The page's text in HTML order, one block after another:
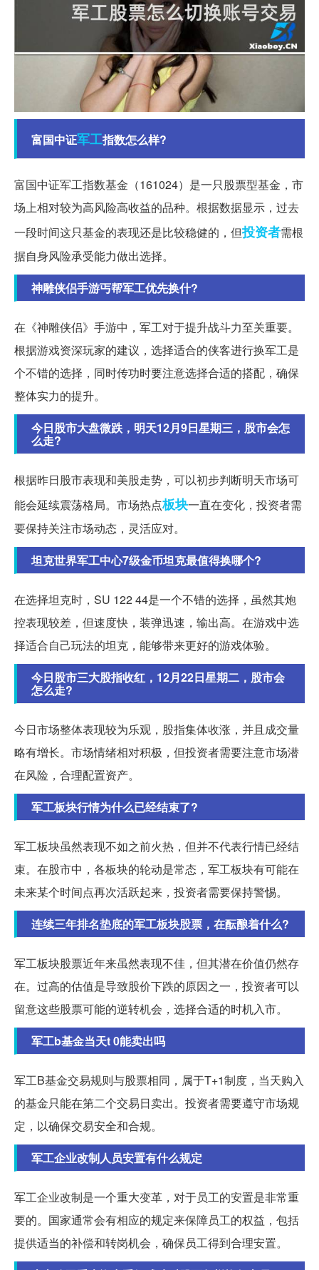
富国中证军工指数怎么样?
富国中证军工指数基金（161024）是一只股票型基金，市
场上相对较为高风险高收益的品种。根据数据显示，过去
一段时间这只基金的表现还是比较稳健的，但投资者需根
据自身风险承受能力做出选择。
神雕侠侣手游丐帮军工优先换什?
在《神雕侠侣》手游中，军工对于提升战斗力至关重要。
根据游戏资深玩家的建议，选择适合的侠客进行换军工是
个不错的选择，同时传功时要注意选择合适的搭配，确保
整体实力的提升。
今日股市大盘微跌，明天12月9日星期三，股市会怎
么走?
根据昨日股市表现和美股走势，可以初步判断明天市场可
能会延续震荡格局。市场热点板块一直在变化，投资者需
要保持关注市场动态，灵活应对。
坦克世界军工中心7级金币坦克最值得换哪个?
在选择坦克时，SU 122 44是一个不错的选择，虽然其炮
控表现较差，但速度快，装弹迅速，输出高。在游戏中选
择适合自己玩法的坦克，能够带来更好的游戏体验。
今日股市三大股指收红，12月22日星期二，股市会
怎么走?
今日市场整体表现较为乐观，股指集体收涨，并且成交量
略有增长。市场情绪相对积极，但投资者需要注意市场潜
在风险，合理配置资产。
军工板块行情为什么已经结束了?
军工板块虽然表现不如之前火热，但并不代表行情已经结
束。在股市中，各板块的轮动是常态，军工板块有可能在
未来某个时间点再次活跃起来，投资者需要保持警惕。
连续三年排名垫底的军工板块股票，在酝酿着什么?
军工板块股票近年来虽然表现不佳，但其潜在价值仍然存
在。过高的估值是导致股价下跌的原因之一，投资者可以
留意这些股票可能的逆转机会，选择合适的时机入市。
军工b基金当天t 0能卖出吗
军工B基金交易规则与股票相同，属于T+1制度，当天购入
的基金只能在第二个交易日卖出。投资者需要遵守市场规
定，以确保交易安全和合规。
军工企业改制人员安置有什么规定
军工企业改制是一个重大变革，对于员工的安置是非常重
要的。国家通常会有相应的规定来保障员工的权益，包括
提供适当的补偿和转岗机会，确保员工得到合理安置。